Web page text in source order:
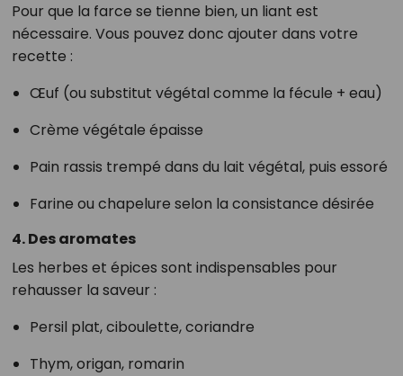
Pour que la farce se tienne bien, un liant est
nécessaire. Vous pouvez donc ajouter dans votre
recette :
Œuf (ou substitut végétal comme la fécule + eau)
Crème végétale épaisse
Pain rassis trempé dans du lait végétal, puis essoré
Farine ou chapelure selon la consistance désirée
4. Des aromates
Les herbes et épices sont indispensables pour
rehausser la saveur :
Persil plat, ciboulette, coriandre
Thym, origan, romarin